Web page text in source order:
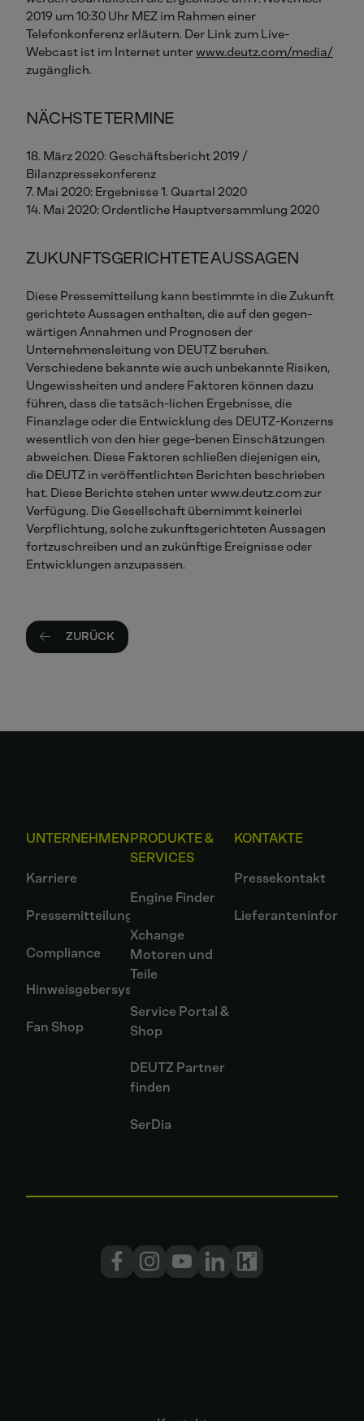
2019 um 10:30 Uhr MEZ im Rahmen einer
Telefonkonferenz erläutern. Der Link zum Live-
Webcast ist im Internet unterwww.deutz.com/media/
zugänglich.
NÄCHSTE TERMINE
18. März 2020: Geschäftsbericht 2019 /
Bilanzpressekonferenz
7. Mai 2020: Ergebnisse 1. Quartal 2020
14. Mai 2020: Ordentliche Hauptversammlung 2020
ZUKUNFTSGERICHTETE AUSSAGEN
Diese Pressemitteilung kann bestimmte in die Zukunft
gerichtete Aussagen enthalten, die auf den gegen-
wärtigen Annahmen und Prognosen der
Unternehmensleitung von DEUTZ beruhen.
Verschiedene bekannte wie auch unbekannte Risiken,
Ungewissheiten und andere Faktoren können dazu
führen, dass die tatsäch-lichen Ergebnisse, die
Finanzlage oder die Entwicklung des DEUTZ-Konzerns
wesentlich von den hier gege-benen Einschätzungen
abweichen. Diese Faktoren schließen diejenigen ein,
die DEUTZ in veröffentlichten Berichten beschrieben
hat. Diese Berichte stehen unter www.deutz.com zur
Verfügung. Die Gesellschaft übernimmt keinerlei
Verpflichtung, solche zukunftsgerichteten Aussagen
fortzuschreiben und an zukünftige Ereignisse oder
Entwicklungen anzupassen.
ZURÜCK
UNTERNEHMEN
Karriere
Pressemitteilungen
Compliance
Hinweisgebersystem
Fan Shop
PRODUKTE &
SERVICES
Engine Finder
Xchange
Motoren und
Teile
Service Portal &
Shop
DEUTZ Partner
finden
SerDia
KONTAKTE
Pressekontakt